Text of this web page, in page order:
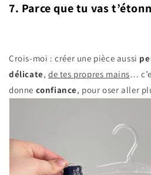
7. Parce que tu vas
Crois-moi : créer une pièce aussi
délicate,de tes propres mains…
donne confiance, pour oser aller